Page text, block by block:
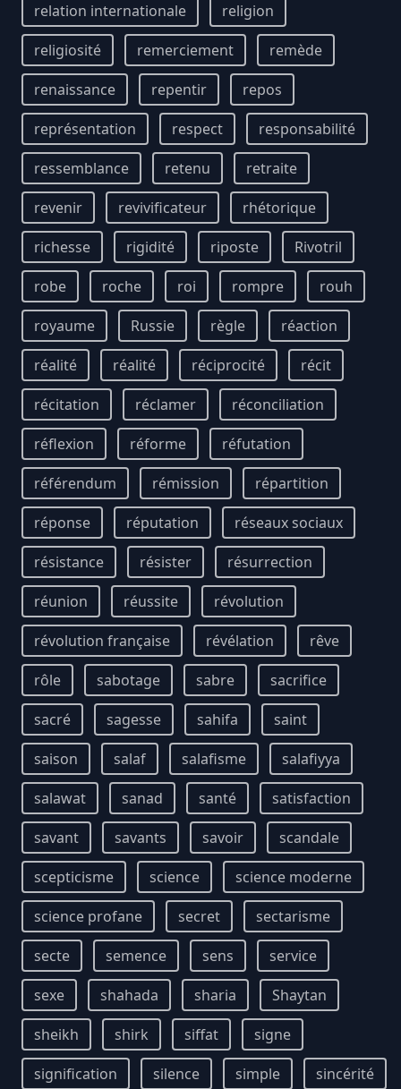
relation internationale
religion
religiosité
remerciement
remède
renaissance
repentir
repos
représentation
respect
responsabilité
ressemblance
retenu
retraite
revenir
revivificateur
rhétorique
richesse
rigidité riposte
Rivotril
robe
roche roi rompre
rouh
royaume
Russie règle
réaction
réalité
réalité réciprocité
récit
récitation
réclamer
réconciliation
réflexion
réforme
réfutation
référendum
rémission
répartition
réponse
réputation
réseaux sociaux
résistance
résister
résurrection
réunion
réussite
révolution
révolution française
révélation
rêve
rôle
sabotage sabre
sacrifice
sacré
sagesse sahifa
saint
saison
salaf salafisme
salafiyya
salawat
sanad santé
satisfaction
savant
savants savoir
scandale
scepticisme
science
science moderne
science profane
secret
sectarisme
secte
semence sens
service
sexe
shahada sharia
Shaytan
sheikh
shirk siffat
signe
signification
silence simple sincérité